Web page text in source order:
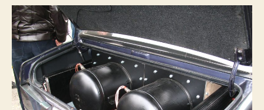
Бои
Без
Правил
—
ФИНАЛ
2008